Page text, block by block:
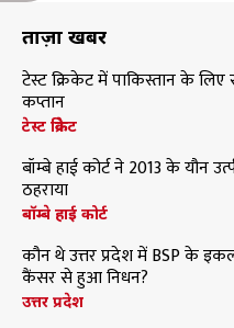
ताज़ा खबरें
टेस्ट क्रिकेट में पाकिस्तान के
कप्तान
टेस्ट क्रिकेट
बॉम्बे हाई कोर्ट ने 2013 के यौन
ठहराया
बॉम्बे हाई कोर्ट
कौन थे उत्तर प्रदेश में BSP के
कैंसर से हुआ निधन?
उत्तर प्रदेश